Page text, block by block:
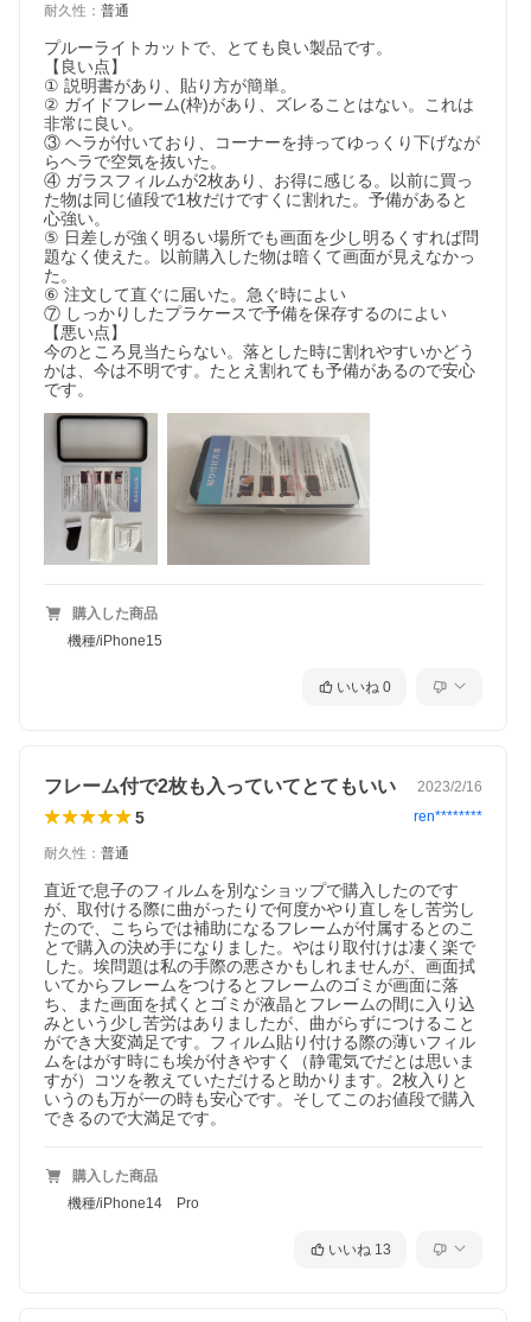
耐久性 ： 普通
プルーライトカットで、とても良い製品です。
【良い点】
① 説明書があり、貼り方が簡単。
② ガイドフレーム(枠)があり、ズレることはない。これは
非常に良い。
③ ヘラが付いており、コーナーを持ってゆっくり下げなが
らヘラで空気を抜いた。
④ ガラスフィルムが2枚あり、お得に感じる。以前に買っ
た物は同じ値段で1枚だけですくに割れた。予備があると
心強い。
⑤ 日差しが強く明るい場所でも画面を少し明るくすれば問
題なく使えた。以前購入した物は暗くて画面が見えなかっ
た。
⑥ 注文して直ぐに届いた。急ぐ時によい
⑦ しっかりしたプラケースで予備を保存するのによい
【悪い点】
今のところ見当たらない。落とした時に割れやすいかどう
かは、今は不明です。たとえ割れても予備があるので安心
です。
購入した商品
機種/iPhone15
いいね 0
フレーム付で2枚も入っていてとてもいい 2023/2/16
5 ren********
耐久性 ： 普通
直近で息子のフィルムを別なショップで購入したのです
が、取付ける際に曲がったりで何度かやり直しをし苦労し
たので、こちらでは補助になるフレームが付属するとのこ
とで購入の決め手になりました。やはり取付けは凄く楽で
した。埃問題は私の手際の悪さかもしれませんが、画面拭
いてからフレームをつけるとフレームのゴミが画面に落
ち、また画面を拭くとゴミが液晶とフレームの間に入り込
みという少し苦労はありましたが、曲がらずにつけること
ができ大変満足です。フィルム貼り付ける際の薄いフィル
ムをはがす時にも埃が付きやすく（静電気でだとは思いま
すが）コツを教えていただけると助かります。2枚入りと
いうのも万が一の時も安心です。そしてこのお値段で購入
できるので大満足です。
購入した商品
機種/iPhone14 Pro
いいね 13